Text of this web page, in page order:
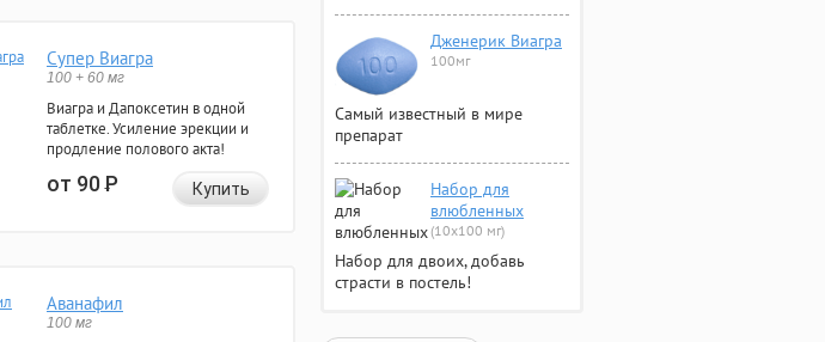
Супер Виагра
100 + 60 мг
Виагра и Дапоксетин в одной
таблетке. Усиление эрекции и
продление полового акта!
от 90Р Купить
Аванафил
100 мг
Дженерик Виагра
100мг
Самый известный в мире
препарат
Набор для
влюбленных
(10х100 мг)
Набор для двоих, добавь
страсти в постель!